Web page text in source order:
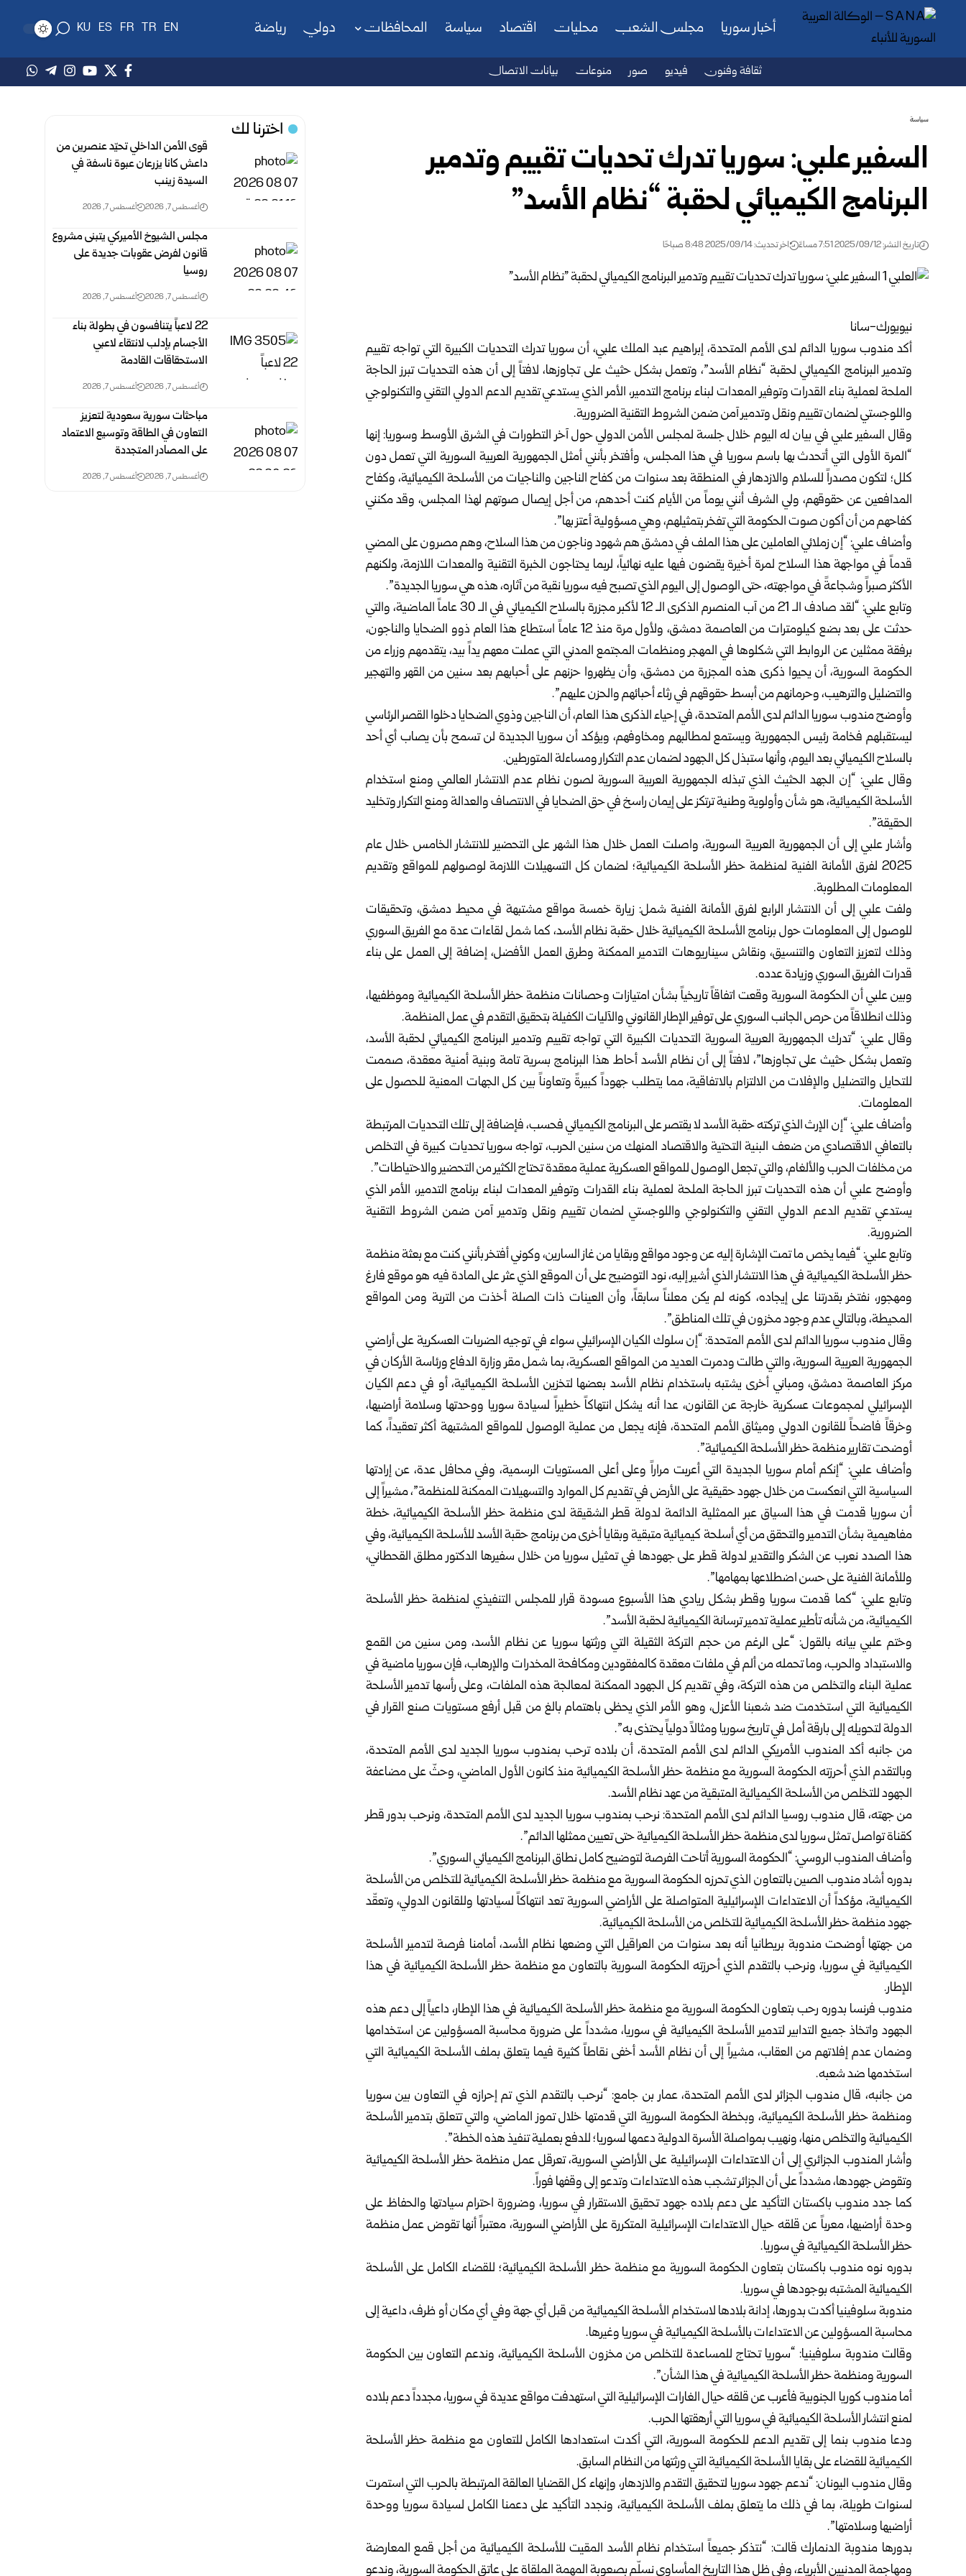
أخبار سوريا مجلس الشعب محليات اقتصاد سياسة المحافظات دولي رياضة EN
TR
FR
ES
KU
ثقافة وفنون فيديو صور منوعات بيانات الاتصال
سياسة
السفير علبي: سوريا تدرك تحديات تقييم وتدمير
البرنامج الكيميائي لحقبة “نظام الأسد”
تاريخ النشر: 2025/09/12 7:51 مساءً اخر تحديث: 2025/09/14 8:48 صباحًا
نيويورك-سانا
أكد مندوب سوريا الدائم لدى الأمم المتحدة، إبراهيم عبد الملك علبي، أن سوريا تدرك التحديات الكبيرة التي تواجه تقييم
وتدمير البرنامج الكيميائي لحقبة “نظام الأسد”، وتعمل بشكل حثيث على تجاوزها، لافتاً إلى أن هذه التحديات تبرز الحاجة
الملحة لعملية بناء القدرات وتوفير المعدات لبناء برنامج التدمير، الأمر الذي يستدعي تقديم الدعم الدولي التقني والتكنولوجي
واللوجستي لضمان تقييم ونقل وتدمير آمن ضمن الشروط التقنية الضرورية.
وقال السفير علبي في بيان له اليوم خلال جلسة لمجلس الأمن الدولي حول آخر التطورات في الشرق الأوسط وسوريا: إنها
“المرة الأولى التي أتحدث بها باسم سوريا في هذا المجلس، وأفتخر بأنني أمثل الجمهورية العربية السورية التي تعمل دون
كلل؛ لتكون مصدراً للسلام والازدهار في المنطقة بعد سنوات من كفاح الناجين والناجيات من الأسلحة الكيميائية، وكفاح
المدافعين عن حقوقهم، ولي الشرف أنني يوماً من الأيام كنت أحدهم، من أجل إيصال صوتهم لهذا المجلس، وقد مكنني
كفاحهم من أن أكون صوت الحكومة التي تفخر بتمثيلهم، وهي مسؤولية أعتز بها”.
وأضاف علبي: “إن زملائي العاملين على هذا الملف في دمشق هم شهود وناجون من هذا السلاح، وهم مصرون على المضي
قدماً في مواجهة هذا السلاح لمرة أخيرة يقضون فيها عليه نهائياً، لربما يحتاجون الخبرة التقنية والمعدات اللازمة، ولكنهم
الأكثر صبراً وشجاعةً في مواجهته، حتى الوصول إلى اليوم الذي تصبح فيه سوريا نقية من آثاره، هذه هي سوريا الجديدة”.
وتابع علبي: “لقد صادف الـ 21 من آب المنصرم الذكرى الـ 12 لأكبر مجزرة بالسلاح الكيميائي في الـ 30 عاماً الماضية، والتي
حدثت على بعد بضع كيلومترات من العاصمة دمشق، ولأول مرة منذ 12 عاماً استطاع هذا العام ذوو الضحايا والناجون،
برفقة ممثلين عن الروابط التي شكلوها في المهجر ومنظمات المجتمع المدني التي عملت معهم يداً بيد، يتقدمهم وزراء من
الحكومة السورية، أن يحيوا ذكرى هذه المجزرة من دمشق، وأن يظهروا حزنهم على أحبابهم بعد سنين من القهر والتهجير
والتضليل والترهيب، وحرمانهم من أبسط حقوقهم في رثاء أحبائهم والحزن عليهم”.
وأوضح مندوب سوريا الدائم لدى الأمم المتحدة، في إحياء الذكرى هذا العام، أن الناجين وذوي الضحايا دخلوا القصر الرئاسي
ليستقبلهم فخامة رئيس الجمهورية ويستمع لمطالبهم ومخاوفهم، ويؤكد أن سوريا الجديدة لن تسمح بأن يصاب أي أحد
بالسلاح الكيميائي بعد اليوم، وأنها ستبذل كل الجهود لضمان عدم التكرار ومساءلة المتورطين.
وقال علبي: “إن الجهد الحثيث الذي تبذله الجمهورية العربية السورية لصون نظام عدم الانتشار العالمي ومنع استخدام
الأسلحة الكيميائية، هو شأن وأولوية وطنية ترتكز على إيمان راسخ في حق الضحايا في الانتصاف والعدالة ومنع التكرار وتخليد
الحقيقة”.
وأشار علبي إلى أن الجمهورية العربية السورية، واصلت العمل خلال هذا الشهر على التحضير للانتشار الخامس خلال عام
2025 لفرق الأمانة الفنية لمنظمة حظر الأسلحة الكيميائية؛ لضمان كل التسهيلات اللازمة لوصولهم للمواقع وتقديم
المعلومات المطلوبة.
ولفت علبي إلى أن الانتشار الرابع لفرق الأمانة الفنية شمل: زيارة خمسة مواقع مشتبهة في محيط دمشق، وتحقيقات
للوصول إلى المعلومات حول برنامج الأسلحة الكيميائية خلال حقبة نظام الأسد، كما شمل لقاءات عدة مع الفريق السوري
وذلك لتعزيز التعاون والتنسيق، ونقاش سيناريوهات التدمير الممكنة وطرق العمل الأفضل، إضافة إلى العمل على بناء
قدرات الفريق السوري وزيادة عدده.
وبين علبي أن الحكومة السورية وقعت اتفاقاً تاريخياً بشأن امتيازات وحصانات منظمة حظر الأسلحة الكيميائية وموظفيها،
وذلك انطلاقاً من حرص الجانب السوري على توفير الإطار القانوني والآليات الكفيلة بتحقيق التقدم في عمل المنظمة.
وقال علبي: “تدرك الجمهورية العربية السورية التحديات الكبيرة التي تواجه تقييم وتدمير البرنامج الكيميائي لحقبة الأسد،
وتعمل بشكل حثيث على تجاوزها”، لافتاً إلى أن نظام الأسد أحاط هذا البرنامج بسرية تامة وبنية أمنية معقدة، صممت
للتحايل والتضليل والإفلات من الالتزام بالاتفاقية، مما يتطلب جهوداً كبيرةً وتعاوناً بين كل الجهات المعنية للحصول على
المعلومات.
وأضاف علبي: “إن الإرث الذي تركته حقبة الأسد لا يقتصر على البرنامج الكيميائي فحسب، فإضافة إلى تلك التحديات المرتبطة
بالتعافي الاقتصادي من ضعف البنية التحتية والاقتصاد المنهك من سنين الحرب، تواجه سوريا تحديات كبيرة في التخلص
من مخلفات الحرب والألغام، والتي تجعل الوصول للمواقع العسكرية عملية معقدة تحتاج الكثير من التحضير والاحتياطات”.
وأوضح علبي أن هذه التحديات تبرز الحاجة الملحة لعملية بناء القدرات وتوفير المعدات لبناء برنامج التدمير، الأمر الذي
يستدعي تقديم الدعم الدولي التقني والتكنولوجي واللوجستي لضمان تقييم ونقل وتدمير آمن ضمن الشروط التقنية
الضرورية.
وتابع علبي: “فيما يخص ما تمت الإشارة إليه عن وجود مواقع وبقايا من غاز السارين، وكوني أفتخر بأنني كنت مع بعثة منظمة
حظر الأسلحة الكيميائية في هذا الانتشار الذي أشير إليه، نود التوضيح على أن الموقع الذي عثر على المادة فيه هو موقع فارغ
ومهجور، نفتخر بقدرتنا على إيجاده، كونه لم يكن معلناً سابقاً، وأن العينات ذات الصلة أخذت من التربة ومن المواقع
المحيطة، وبالتالي عدم وجود مخزون في تلك المناطق”.
وقال مندوب سوريا الدائم لدى الأمم المتحدة: “إن سلوك الكيان الإسرائيلي سواء في توجيه الضربات العسكرية على أراضي
الجمهورية العربية السورية، والتي طالت ودمرت العديد من المواقع العسكرية، بما شمل مقر وزارة الدفاع ورئاسة الأركان في
مركز العاصمة دمشق، ومباني أخرى يشتبه باستخدام نظام الأسد بعضها لتخزين الأسلحة الكيميائية، أو في دعم الكيان
الإسرائيلي لمجموعات عسكرية خارجة عن القانون، عدا أنه يشكل انتهاكاً خطيراً لسيادة سوريا ووحدتها وسلامة أراضيها،
وخرقاً فاضحاً للقانون الدولي وميثاق الأمم المتحدة، فإنه يجعل من عملية الوصول للمواقع المشتبهة أكثر تعقيداً، كما
أوضحت تقارير منظمة حظر الأسلحة الكيميائية”.
وأضاف علبي: “إنكم أمام سوريا الجديدة التي أعربت مراراً وعلى أعلى المستويات الرسمية، وفي محافل عدة، عن إرادتها
السياسية التي انعكست من خلال جهود حقيقية على الأرض في تقديم كل الموارد والتسهيلات الممكنة للمنظمة”، مشيراً إلى
أن سوريا قدمت في هذا السياق عبر الممثلية الدائمة لدولة قطر الشقيقة لدى منظمة حظر الأسلحة الكيميائية، خطة
مفاهيمية بشأن التدمير والتحقق من أي أسلحة كيميائية متبقية وبقايا أخرى من برنامج حقبة الأسد للأسلحة الكيميائية، وفي
هذا الصدد نعرب عن الشكر والتقدير لدولة قطر على جهودها في تمثيل سوريا من خلال سفيرها الدكتور مطلق القحطاني،
وللأمانة الفنية على حسن اضطلاعها بمهامها”.
وتابع علبي: “كما قدمت سوريا وقطر بشكل ريادي هذا الأسبوع مسودة قرار للمجلس التنفيذي لمنظمة حظر الأسلحة
الكيميائية، من شأنه تأطير عملية تدمير ترسانة الكيميائية لحقبة الأسد”.
وختم علبي بيانه بالقول: “على الرغم من حجم التركة الثقيلة التي ورثتها سوريا عن نظام الأسد، ومن سنين من القمع
والاستبداد والحرب، وما تحمله من ألم في ملفات معقدة كالمفقودين ومكافحة المخدرات والإرهاب، فإن سوريا ماضية في
عملية البناء والتخلص من هذه التركة، وفي تقديم كل الجهود الممكنة لمعالجة هذه الملفات، وعلى رأسها تدمير الأسلحة
الكيميائية التي استخدمت ضد شعبنا الأعزل، وهو الأمر الذي يحظى باهتمام بالغ من قبل أرفع مستويات صنع القرار في
الدولة لتحويله إلى بارقة أمل في تاريخ سوريا ومثالاً دولياً يحتذى به”.
من جانبه أكد المندوب الأمريكي الدائم لدى الأمم المتحدة، أن بلاده ترحب بمندوب سوريا الجديد لدى الأمم المتحدة،
وبالتقدم الذي أحرزته الحكومة السورية مع منظمة حظر الأسلحة الكيميائية منذ كانون الأول الماضي، وحثّ على مضاعفة
الجهود للتخلص من الأسلحة الكيميائية المتبقية من عهد نظام الأسد.
من جهته، قال مندوب روسيا الدائم لدى الأمم المتحدة: نرحب بمندوب سوريا الجديد لدى الأمم المتحدة، ونرحب بدور قطر
كقناة تواصل تمثل سوريا لدى منظمة حظر الأسلحة الكيميائية حتى تعيين ممثلها الدائم”.
وأضاف المندوب الروسي: “الحكومة السورية أتاحت الفرصة لتوضيح كامل نطاق البرنامج الكيميائي السوري”.
بدوره أشاد مندوب الصين بالتعاون الذي تحرزه الحكومة السورية مع منظمة حظر الأسلحة الكيميائية للتخلص من الأسلحة
الكيميائية، مؤكداً أن الاعتداءات الإسرائيلية المتواصلة على الأراضي السورية تعد انتهاكاً لسيادتها وللقانون الدولي، وتعقّد
جهود منظمة حظر الأسلحة الكيميائية للتخلص من الأسلحة الكيميائية.
من جهتها أوضحت مندوبة بريطانيا أنه بعد سنوات من العراقيل التي وضعها نظام الأسد، أمامنا فرصة لتدمير الأسلحة
الكيميائية في سوريا، ونرحب بالتقدم الذي أحرزته الحكومة السورية بالتعاون مع منظمة حظر الأسلحة الكيميائية في هذا
الإطار.
مندوب فرنسا بدوره رحب بتعاون الحكومة السورية مع منظمة حظر الأسلحة الكيميائية في هذا الإطار، داعياً إلى دعم هذه
الجهود واتخاذ جميع التدابير لتدمير الأسلحة الكيميائية في سوريا، مشدداً على ضرورة محاسبة المسؤولين عن استخدامها
وضمان عدم إفلاتهم من العقاب، مشيراً إلى أن نظام الأسد أخفى نقاطاً كثيرة فيما يتعلق بملف الأسلحة الكيميائية التي
استخدمها ضد شعبه.
من جانبه، قال مندوب الجزائر لدى الأمم المتحدة، عمار بن جامع: “نرحب بالتقدم الذي تم إحرازه في التعاون بين سوريا
ومنظمة حظر الأسلحة الكيميائية، وبخطة الحكومة السورية التي قدمتها خلال تموز الماضي، والتي تتعلق بتدمير الأسلحة
الكيميائية والتخلص منها، ونهيب بمواصلة الأسرة الدولية دعمها لسوريا؛ للدفع بعملية تنفيذ هذه الخطة”.
وأشار المندوب الجزائري إلى أن الاعتداءات الإسرائيلية على الأراضي السورية، تعرقل عمل منظمة حظر الأسلحة الكيميائية
وتقوض جهودها، مشدداً على أن الجزائر تشجب هذه الاعتداءات وتدعو إلى وقفها فوراً.
كما جدد مندوب باكستان التأكيد على دعم بلاده جهود تحقيق الاستقرار في سوريا، وضرورة احترام سيادتها والحفاظ على
وحدة أراضيها، معرباً عن قلقه حيال الاعتداءات الإسرائيلية المتكررة على الأراضي السورية، معتبراً أنها تقوض عمل منظمة
حظر الأسلحة الكيميائية في سوريا.
بدوره نوه مندوب باكستان بتعاون الحكومة السورية مع منظمة حظر الأسلحة الكيميائية؛ للقضاء الكامل على الأسلحة
الكيميائية المشتبه بوجودها في سوريا.
مندوبة سلوفينيا أكدت بدورها، إدانة بلادها لاستخدام الأسلحة الكيميائية من قبل أي جهة وفي أي مكان أو ظرف، داعية إلى
محاسبة المسؤولين عن الاعتداءات بالأسلحة الكيميائية في سوريا وغيرها.
وقالت مندوبة سلوفينيا: “سوريا تحتاج للمساعدة للتخلص من مخزون الأسلحة الكيميائية، وندعم التعاون بين الحكومة
السورية ومنظمة حظر الأسلحة الكيميائية في هذا الشأن”.
أما مندوب كوريا الجنوبية فأعرب عن قلقه حيال الغارات الإسرائيلية التي استهدفت مواقع عديدة في سوريا، مجدداً دعم بلاده
لمنع انتشار الأسلحة الكيميائية في سوريا التي أرهقتها الحرب.
ودعا مندوب بنما إلى تقديم الدعم للحكومة السورية، التي أكدت استعدادها الكامل للتعاون مع منظمة حظر الأسلحة
الكيميائية للقضاء على بقايا الأسلحة الكيميائية التي ورثتها من النظام السابق.
وقال مندوب اليونان: “ندعم جهود سوريا لتحقيق التقدم والازدهار، وإنهاء كل القضايا العالقة المرتبطة بالحرب التي استمرت
لسنوات طويلة، بما في ذلك ما يتعلق بملف الأسلحة الكيميائية، ونجدد التأكيد على دعمنا الكامل لسيادة سوريا ووحدة
أراضيها وسلامتها”.
بدورها مندوبة الدنمارك قالت: “نتذكر جميعاً استخدام نظام الأسد المقيت للأسلحة الكيميائية من أجل قمع المعارضة
ومهاجمة المدنيين الأبرياء، وفي ظل هذا التاريخ المأساوي نسلّم بصعوبة المهمة الملقاة على عاتق الحكومة السورية، وندعو
اخترنا لك
قوى الأمن الداخلي تحيّد عنصرين من
داعش كانا يزرعان عبوة ناسفة في
السيدة زينب
أغسطس 7, 2026 أغسطس 7, 2026
مجلس الشيوخ الأميركي يتبنى مشروع
قانون لفرض عقوبات جديدة على
روسيا
أغسطس 7, 2026 أغسطس 7, 2026
‏22 لاعباً يتنافسون في بطولة بناء
الأجسام بإدلب لانتقاء لاعبي
الاستحقاقات القادمة
أغسطس 7, 2026 أغسطس 7, 2026
مباحثات سورية سعودية لتعزيز
التعاون في الطاقة وتوسيع الاعتماد
على المصادر المتجددة
أغسطس 7, 2026 أغسطس 7, 2026